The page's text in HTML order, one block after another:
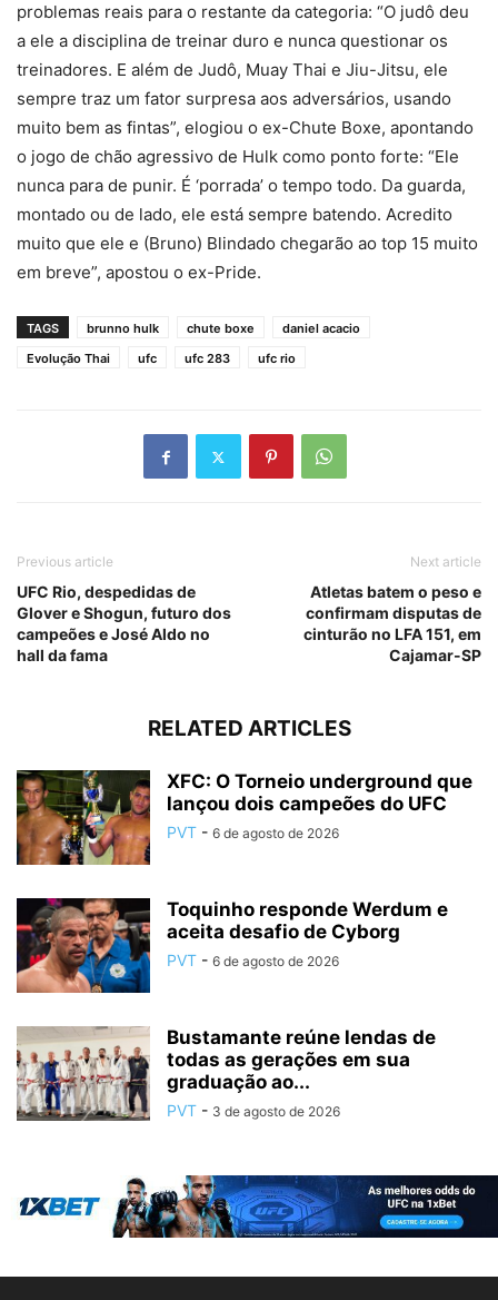
problemas reais para o restante da categoria: “O judô deu
a ele a disciplina de treinar duro e nunca questionar os
treinadores. E além de Judô, Muay Thai e Jiu-Jitsu, ele
sempre traz um fator surpresa aos adversários, usando
muito bem as fintas”, elogiou o ex-Chute Boxe, apontando
o jogo de chão agressivo de Hulk como ponto forte: “Ele
nunca para de punir. É ‘porrada’ o tempo todo. Da guarda,
montado ou de lado, ele está sempre batendo. Acredito
muito que ele e (Bruno) Blindado chegarão ao top 15 muito
em breve”, apostou o ex-Pride.
TAGS brunno hulk chute boxe
daniel acacio
Evolução Thai
ufc ufc 283 ufc rio
Previous article
UFC Rio, despedidas de
Glover e Shogun, futuro dos
campeões e José Aldo no
hall da fama
Next article
Atletas batem o peso e
confirmam disputas de
cinturão no LFA 151, em
Cajamar-SP
RELATED ARTICLES
XFC: O Torneio underground que
lançou dois campeões do UFC
PVT - 6 de agosto de 2026
Toquinho responde Werdum e
aceita desafio de Cyborg
PVT - 6 de agosto de 2026
Bustamante reúne lendas de
todas as gerações em sua
graduação ao...
PVT - 3 de agosto de 2026